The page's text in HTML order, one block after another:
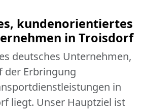
kundenorientiertes
in Troisdorf
deutsches Unternehmen,
der Erbringung
in
liegt. Unser Hauptziel ist